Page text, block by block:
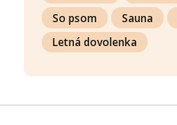
So psom
Sauna
Letná dovolenka